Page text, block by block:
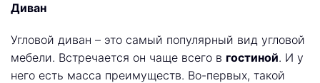
Диван
Угловой диван – это самый популярный вид угловой
мебели. Встречается он чаще всего в гостиной. И у
него есть масса преимуществ. Во-первых, такой